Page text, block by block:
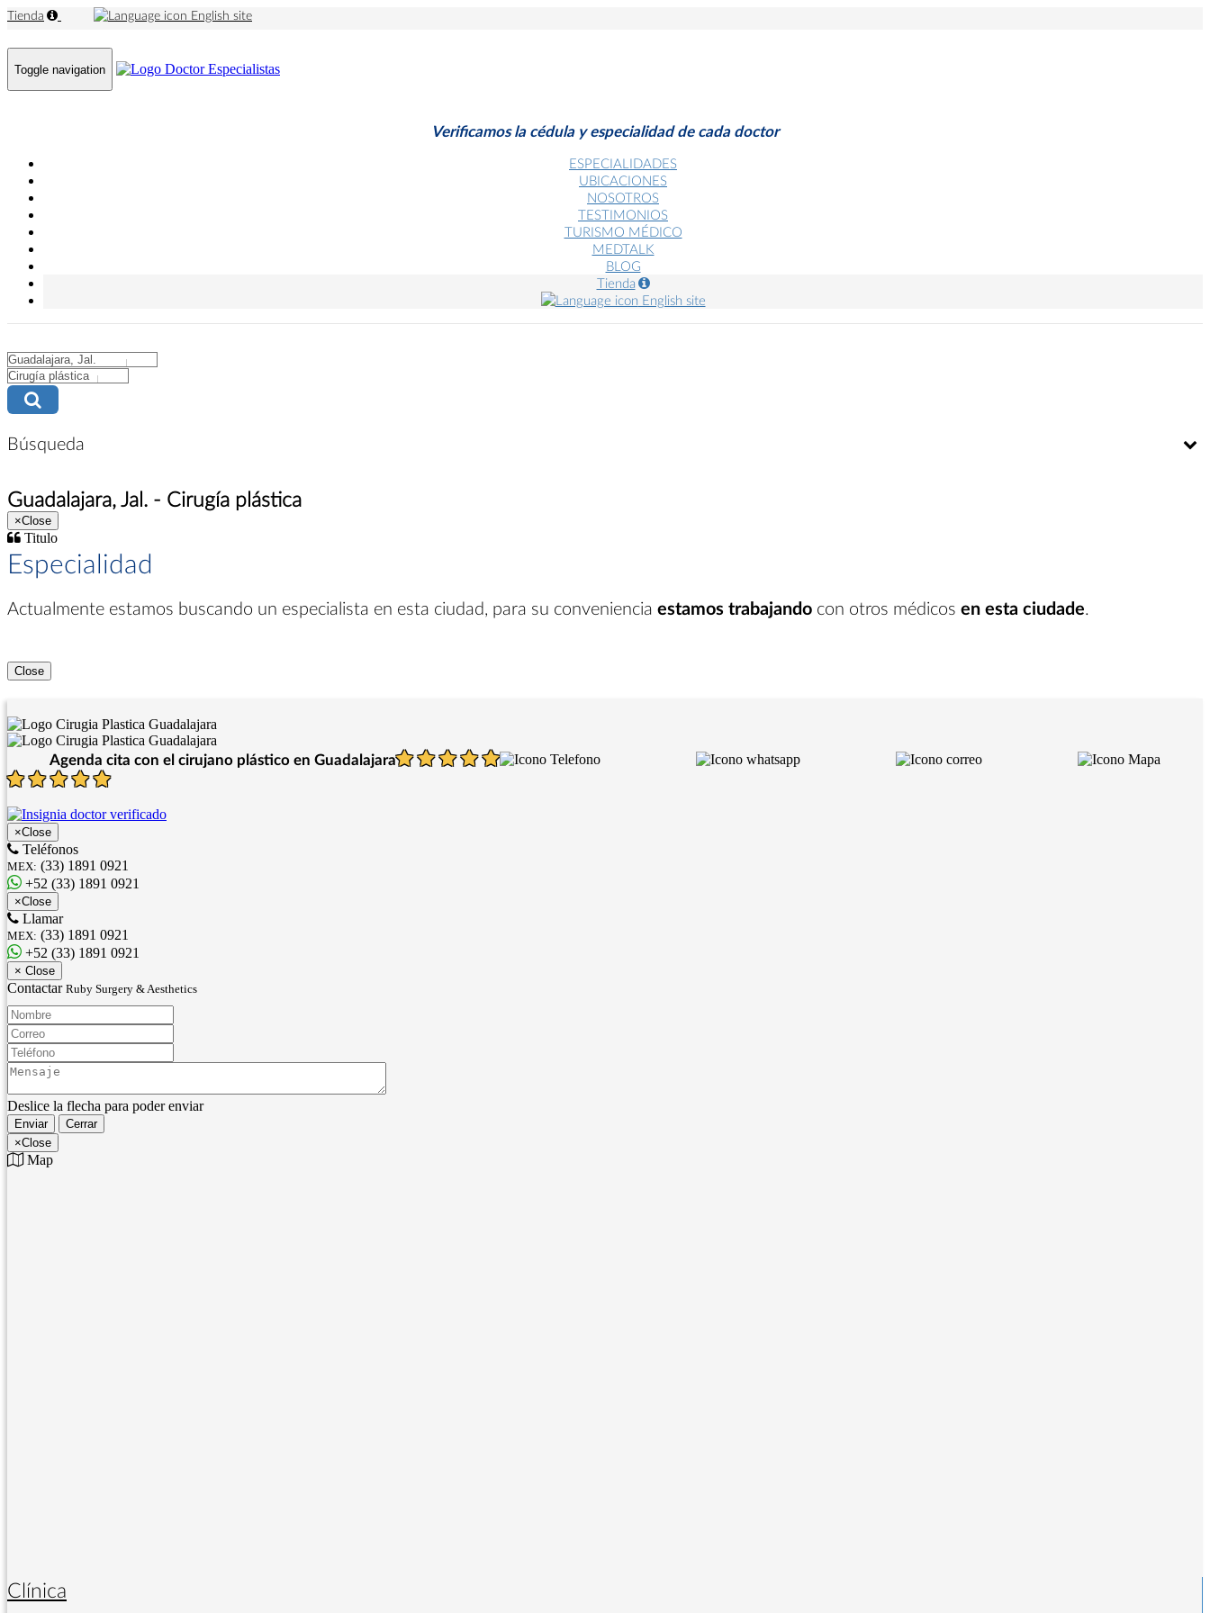
Tienda English site
Toggle navigation
Verificamos la cédula y especialidad de cada doctor
ESPECIALIDADES
UBICACIONES
NOSOTROS
TESTIMONIOS
TURISMO MÉDICO
MEDTALK
BLOG
Tienda
English site
City
Búsqueda
Guadalajara, Jal. - Cirugía plástica
×Close
Titulo
Especialidad
Actualmente estamos buscando un especialista en esta ciudad, para su conveniencia estamos trabajando con otros médicos en esta ciudade.
Close
Agenda cita con el cirujano plástico en Guadalajara
×Close
Teléfonos
MEX: (33) 1891 0921
+52 (33) 1891 0921
×Close
Llamar
MEX: (33) 1891 0921
+52 (33) 1891 0921
× Close
Contactar Ruby Surgery & Aesthetics
Nombre:
Correo:
Teléfono:
Mensaje:
Deslice la flecha para poder enviar
Enviar
Cerrar
×Close
Map
Clínica